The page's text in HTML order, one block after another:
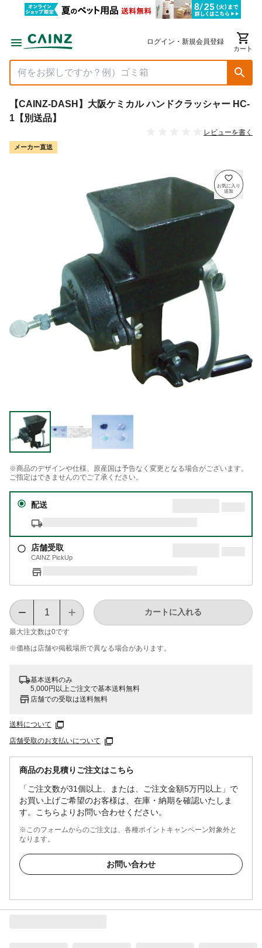
ログイン・新規会員登録
カート
【CAINZ-DASH】大阪ケミカル ハンドクラッシャー HC-
1【別送品】
レビューを書く
メーカー直送
※商品のデザインや仕様、原産国は予告なく変更となる場合がございます。
ご指定はできませんのでご了承ください。
配送
店舗受取
CAINZ PickUp
最大注文数は0です
カートに入れる
※価格は​店舗や​掲載場所で​異なる​場合が​あります。
基本送料のみ
5,000円以上ご注文で基本送料無料
店舗での受取は送料無料
送料について
店舗受取のお支払いについて
商品のお見積りご注文はこちら
「ご注文数が31個以上、または、ご注文金額5万円以上」で
お買い上げご希望のお客様は、在庫・納期を確認いたしま
す。こちらよりお問い合わせください。
※このフォームからのご注文は、各種ポイントキャンペーン対象外と
なります。
お問い合わせ